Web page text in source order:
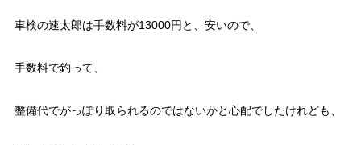
車検の速太郎は手数料が13000円と、安いので、
手数料で釣って、
整備代でがっぽり取られるのではないかと心配でしたけれども、